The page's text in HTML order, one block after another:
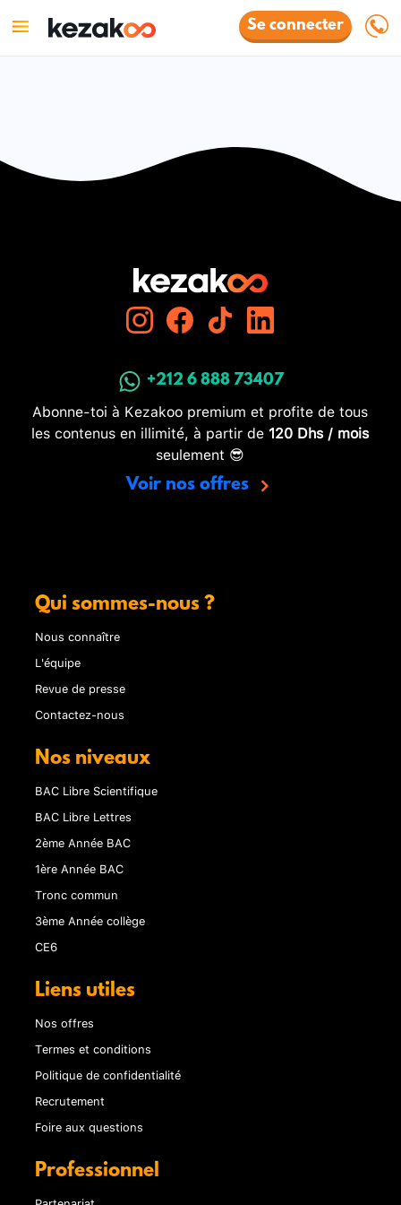
Se connecter
+212 6 888 73407
Abonne-toi à Kezakoo premium et profite de tous
les contenus en illimité, à partir de 120 Dhs / mois
seulement 😎
Voir nos offres
Qui sommes-nous ?
Nous connaître
L'équipe
Revue de presse
Contactez-nous
Nos niveaux
BAC Libre Scientifique
BAC Libre Lettres
2ème Année BAC
1ère Année BAC
Tronc commun
3ème Année collège
CE6
Liens utiles
Nos offres
Termes et conditions
Politique de confidentialité
Recrutement
Foire aux questions
Professionnel